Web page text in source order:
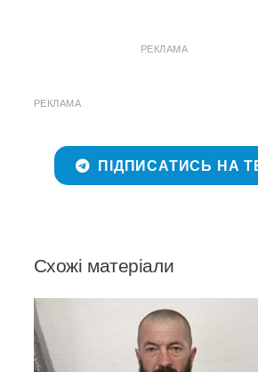
РЕКЛАМА
РЕКЛАМА
ПІДПИСАТИСЬ НА
Схожі матеріали